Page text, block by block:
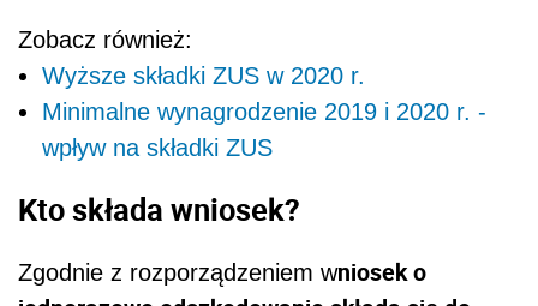
Zobacz również:
Wyższe składki ZUS w 2020 r.
Minimalne wynagrodzenie 2019 i 2020 r. -
wpływ na składki ZUS
Kto składa wniosek?
Zgodnie z rozporządzeniem wniosek o